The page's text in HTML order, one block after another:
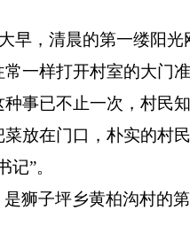
早， 清晨的第一缕阳光
一样打开村室的大门
事已不止一次，村民
放在门口，朴实的村
”。
狮子坪乡黄柏沟村的